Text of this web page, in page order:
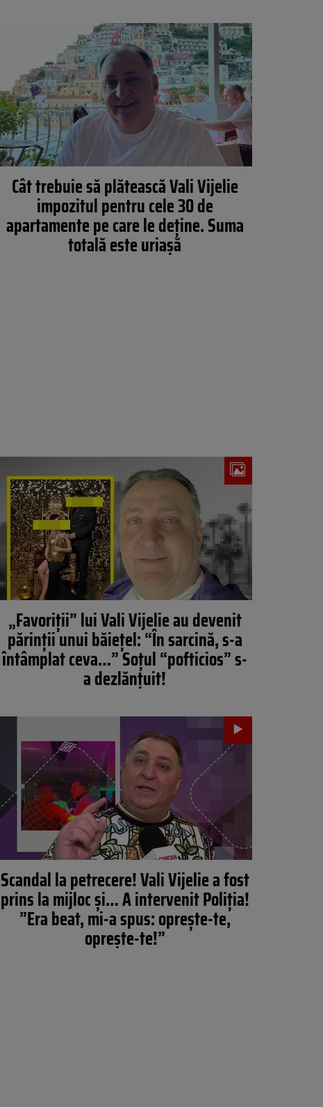
Cât trebuie să plătească Vali Vijelie
impozitul pentru cele 30 de
apartamente pe care le deține. Suma
totală este uriașă
„Favoriții” lui Vali Vijelie au devenit
părinţii unui băieţel: “În sarcină, s-a
întâmplat ceva…” Soțul “pofticios” s-
a dezlănțuit!
Scandal la petrecere! Vali Vijelie a fost
prins la mijloc și… A intervenit Poliția!
”Era beat, mi-a spus: oprește-te,
oprește-te!”